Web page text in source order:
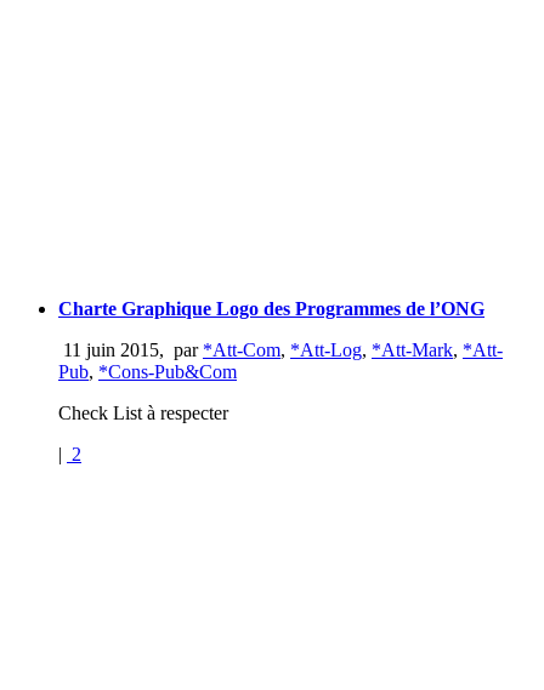
Charte Graphique Logo des Programmes de l’ONG
11 juin 2015, par *Att-Com, *Att-Log, *Att-Mark, *Att-
Pub, *Cons-Pub&Com
Check List à respecter
| 2